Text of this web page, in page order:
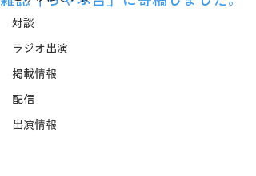
対談
ラジオ出演
掲載情報
配信
出演情報